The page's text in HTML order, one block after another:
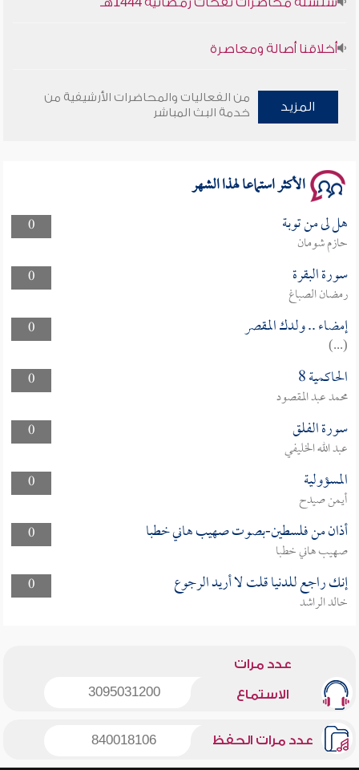
سلسلة محاضرات نفحات رمضانية 1444هـ
المزيد
من الفعاليات والمحاضرات الأرشيفية من
خدمة البث المباشر
الأكثر استماعا لهذا الشهر
0 هل لى من توبة
حازم شومان
0
سورة البقرة
رمضان الصباغ
0
إمضاء .. ولدك المقصر
(...)
0
الحاكمية 8
محمد عبد المقصود
0
سورة الفلق
عبد الله الخليفي
0
المسؤولية
أيمن صيدح
0
أذان من فلسطين-بصوت صهيب هاني خطبا
صهيب هاني خطبا
0
إنك راجع للدنيا قلت لا أريد الرجوع
خالد الراشد
عدد مرات
الاستماع 3095031200
عدد مرات الحفظ 840018106